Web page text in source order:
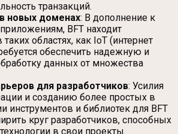
транзакций.
новых доменах: В дополнение к
BFT находит
областях, как IoT (интернет
обеспечить надежную и
данных от множества
для разработчиков: Усилия
и созданию более простых в
инструментов и библиотек для BFT
круг разработчиков, способных
в свои проекты.